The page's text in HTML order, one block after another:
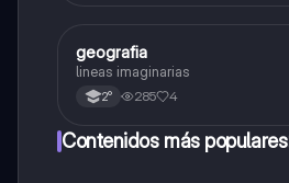
Geografía
geografia
lineas imaginarias
2° 285 4
Contenidos más populares